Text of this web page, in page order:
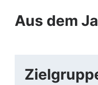
Aus dem